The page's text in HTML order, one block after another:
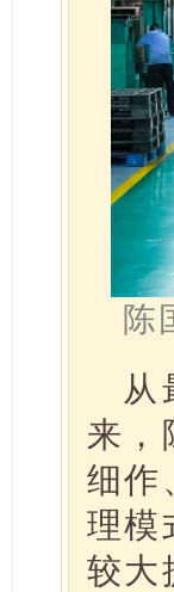
陈
从
来，
细作
理模
较大